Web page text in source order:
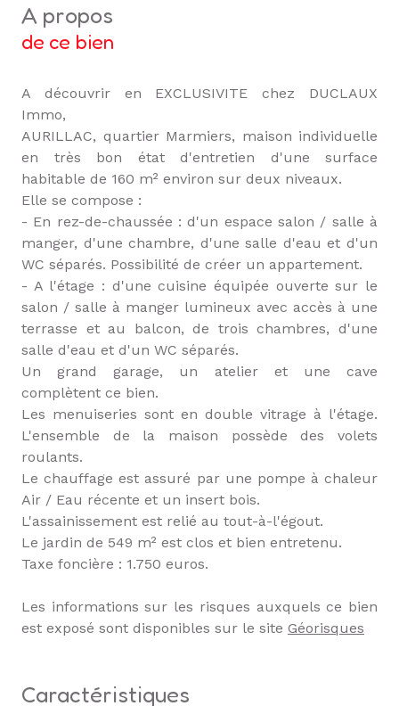
a propos
de ce bien
A découvrir en EXCLUSIVITE chez DUCLAUX
Immo,
AURILLAC, quartier Marmiers, maison individuelle
en très bon état d'entretien d'une surface
habitable de 160 m² environ sur deux niveaux.
Elle se compose :
- En rez-de-chaussée : d'un espace salon / salle à
manger, d'une chambre, d'une salle d'eau et d'un
WC séparés. Possibilité de créer un appartement.
- A l'étage : d'une cuisine équipée ouverte sur le
salon / salle à manger lumineux avec accès à une
terrasse et au balcon, de trois chambres, d'une
salle d'eau et d'un WC séparés.
Un grand garage, un atelier et une cave
complètent ce bien.
Les menuiseries sont en double vitrage à l'étage.
L'ensemble de la maison possède des volets
roulants.
Le chauffage est assuré par une pompe à chaleur
Air / Eau récente et un insert bois.
L'assainissement est relié au tout-à-l'égout.
Le jardin de 549 m² est clos et bien entretenu.
Taxe foncière : 1.750 euros.
Les informations sur les risques auxquels ce bien
est exposé sont disponibles sur le site Géorisques
caractéristiques